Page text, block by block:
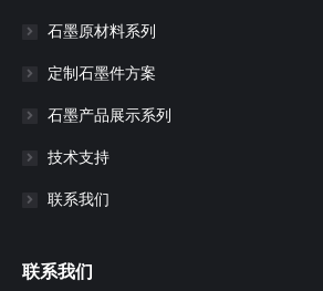
石墨原材料系列
定制石墨件方案
石墨产品展示系列
技术支持
联系我们
联系我们